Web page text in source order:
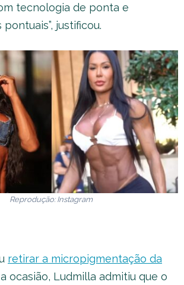
tecnologia de ponta e
justificou.
Reprodução: Instagram
retirar a micropigmentação da
ocasião, Ludmilla admitiu que o